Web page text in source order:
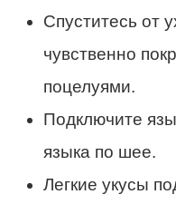
Спуститесь от
чувственно
поцелуями.
Подключите
языка по шее.
Легкие укусы